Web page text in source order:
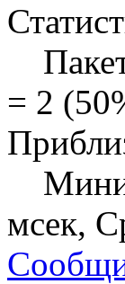
= 2
мсек,